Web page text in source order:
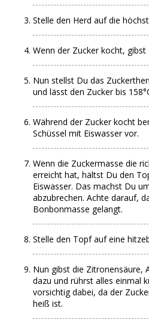
Stelle den Herd auf die
Wenn der Zucker kocht, gibst
Nun stellst Du das
und lässt den Zucker bis
Während der Zucker kocht
Schüssel mit Eiswasser vor.
Wenn die Zuckermasse die
erreicht hat, hältst Du den
Eiswasser. Das machst Du
abzubrechen. Achte darauf,
Bonbonmasse gelangt.
Stelle den Topf auf eine
Nun gibst die Zitronensäure,
dazu und rührst alles einmal
vorsichtig dabei, da der
heiß ist.